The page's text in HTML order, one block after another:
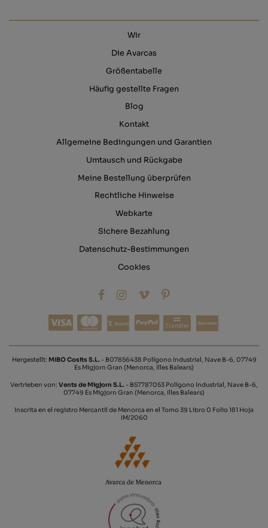
Wir
Die Avarcas
Größentabelle
Häufig gestellte Fragen
Blog
Kontakt
Allgemeine Bedingungen und Garantien
Umtausch und Rückgabe
Meine Bestellung überprüfen
Rechtliche Hinweise
Webkarte
Sichere Bezahlung
Datenschutz-Bestimmungen
Cookies
Transfer
Hergestellt: MIBO Cosits S.L.- B07856438 Polígono Industrial, Nave B-6, 07749
Es Migjorn Gran (Menorca, Illes Balears)
Vertrieben von: Vents de Migjorn S.L. - B57787053 Polígono Industrial, Nave B-6,
07749 Es Migjorn Gran (Menorca, Illes Balears)
Inscrita en el registro Mercantil de Menorca en el Tomo 39 Libro 0 Folio 181 Hoja
IM/2060